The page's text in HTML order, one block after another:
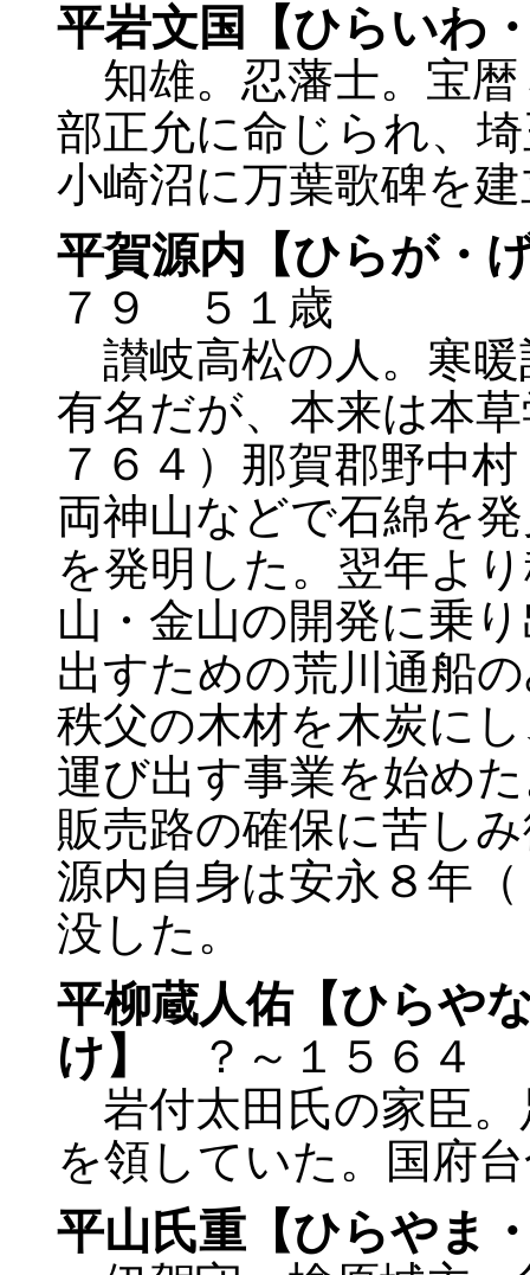
平岩文国【ひらいわ
知雄。忍藩士。宝暦
部正允に命じられ、
小崎沼に万葉歌碑を
平賀源内【ひらが・
７９ ５１歳
讃岐高松の人。寒
有名だが、本来は本
７６４）那賀郡野中
両神山などで石綿を
を発明した。翌年よ
山・金山の開発に乗
出すための荒川通船
秩父の木材を木炭に
運び出す事業を始め
販売路の確保に苦し
源内自身は安永８年
没した。
平柳蔵人佑【ひらや
け】
？～１５６４
岩付太田氏の家臣。
を領していた。国府
平山氏重【ひらやま